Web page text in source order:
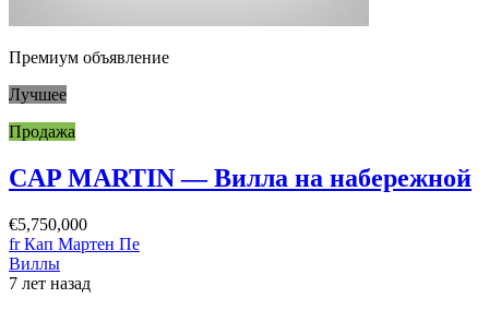
Премиум объявление
Лучшее
Продажа
CAP MARTIN — Вилла на набережной
€5,750,000
fr Кап Мартен Пе
Виллы
7 лет назад